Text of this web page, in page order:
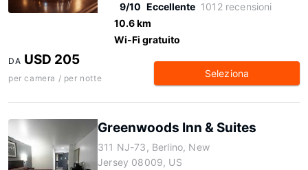
9/10 Eccellente 1012 recensioni
10.6 km
Wi-Fi gratuito
DA USD 205
per camera / per notte Seleziona
Greenwoods Inn & Suites
311 NJ-73, Berlino, New
Jersey 08009, US